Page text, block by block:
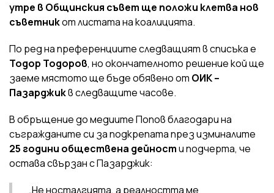
утре в Общинския съвет ще положи клетва нов
съветникот листата на коалицията.
По ред на преференциите следващият в списъка е
Тодор Тодоров, но окончателното решение кой ще
заеме мястото ще бъде обявено от ОИК –
Пазарджикв следващите часове.
В обръщение до медиите Попов благодари на
съгражданите си за подкрепата през изминалите
25 години обществена дейности подчерта, че
остава свързан с Пазарджик:
„Не носталгията, а реалността ме